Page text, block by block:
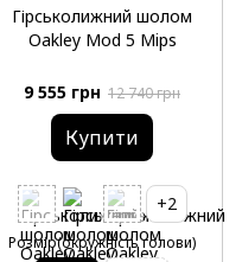
Гірськолижний шолом
Oakley Mod 5 Mips
9 555 грн 12 740 грн
Купити
+2
Розмір(окружність голови)